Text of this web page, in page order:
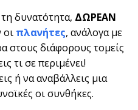
δυνατότητα, ΔΩΡΕΑΝ
οι πλανήτες, ανάλογα με
στους διάφορους τομείς
τι σε περιμένει!
ή να αναβάλλεις μια
οι συνθήκες.